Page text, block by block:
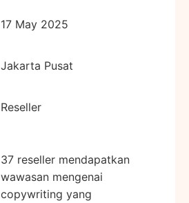
17 May 2025
Jakarta Pusat
Reseller
37 reseller mendapatkan
wawasan mengenai
copywriting yang